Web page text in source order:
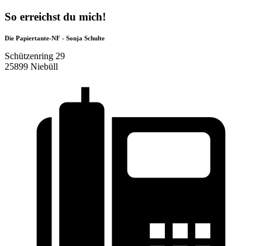
So erreichst du mich!
Die Papiertante-NF - Sonja Schulte
Schützenring 29
25899 Niebüll